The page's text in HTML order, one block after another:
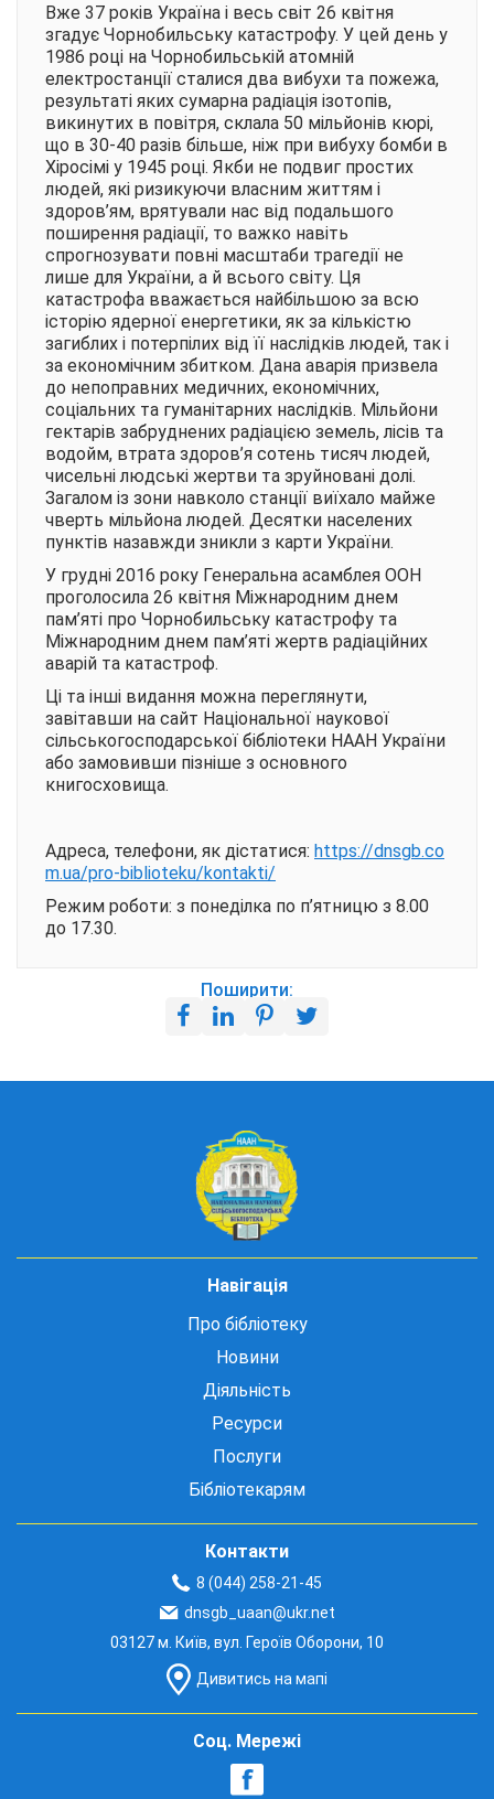
Вже 37 років Україна і весь світ 26 квітня
згадує Чорнобильську катастрофу. У цей день у
1986 році на Чорнобильській атомній
електростанції сталися два вибухи та пожежа,
результаті яких сумарна радіація ізотопів,
викинутих в повітря, склала 50 мільйонів кюрі,
що в 30-40 разів більше, ніж при вибуху бомби в
Хіросімі у 1945 році. Якби не подвиг простих
людей, які ризикуючи власним життям і
здоров’ям, врятували нас від подальшого
поширення радіації, то важко навіть
спрогнозувати повні масштаби трагедії не
лише для України, а й всього світу. Ця
катастрофа вважається найбільшою за всю
історію ядерної енергетики, як за кількістю
загиблих і потерпілих від її наслідків людей, так і
за економічним збитком. Дана аварія призвела
до непоправних медичних, економічних,
соціальних та гуманітарних наслідків. Мільйони
гектарів забруднених радіацією земель, лісів та
водойм, втрата здоров’я сотень тисяч людей,
чисельні людські жертви та зруйновані долі.
Загалом із зони навколо станції виїхало майже
чверть мільйона людей. Десятки населених
пунктів назавжди зникли з карти України.
У грудні 2016 року Генеральна асамблея ООН
проголосила 26 квітня Міжнародним днем
пам’яті про Чорнобильську катастрофу та
Міжнародним днем пам’яті жертв радіаційних
аварій та катастроф.
Ці та інші видання можна переглянути,
завітавши на сайт Національної наукової
сільськогосподарської бібліотеки НААН України
або замовивши пізніше з основного
книгосховища.
Адреса, телефони, як дістатися: https://dnsgb.co
m.ua/pro-biblioteku/kontakti/
Режим роботи: з понеділка по п’ятницю з 8.00
до 17.30.
Поширити:
Навігація
Про бібліотеку
Новини
Діяльність
Ресурси
Послуги
Бібліотекарям
Контакти
8 (044) 258-21-45
dnsgb_uaan@ukr.net
03127 м. Київ, вул. Героїв Оборони, 10
Дивитись на мапі
Соц. Мережі